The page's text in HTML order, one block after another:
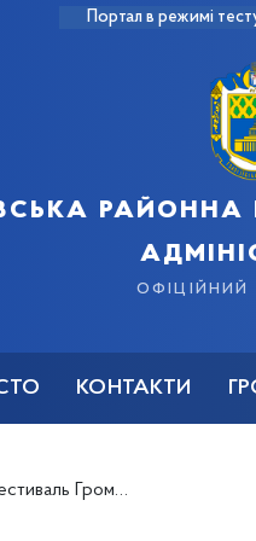
Портал в режимі
районна
КОНТАКТИ
в Голосіївському районі!